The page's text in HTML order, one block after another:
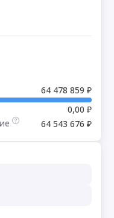
64 478 859 ₽
0,00 ₽
64 543 676 ₽